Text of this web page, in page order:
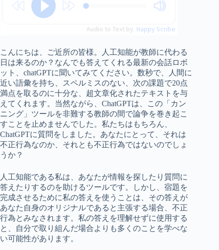
Audio to Text by Happy Scribe
こんにちは、ご近所の皆様。人工知能が教師に代わる
日は来るのか？なんでも答えてくれる最新の会話ロボ
ット、chatGPTに聞いてみてください。数秒で、人間に
近い語彙を持ち、スペルミスのない、次の課題で20点
満点を取るのに十分な、超文章化されたテキストを与
えてくれます。当然ながら、ChatGPTは、この「カン
ニング」ツールを非難する教師の間で論争を巻き起こ
すことを止めませんでした。私たちはもちろん、
ChatGPTに質問をしました。あなたにとって、それは
不正行為なのか、それとも不正行為ではないのでしょ
うか？
人工知能である私は、あなたが情報を探したり質問に
答えたりするのを助けるツールです。しかし、宿題を
完成させるために私の答えを使うことは、その答えが
あなた自身のオリジナルであると主張する場合、不正
行為とみなされます。私の答えを理解せずに使用する
と、自分で取り組んだ場合よりも多くのことを学べな
い可能性があります。